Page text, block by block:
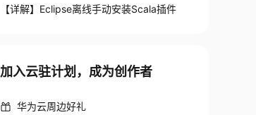
【详解】Eclipse离线手动安装Scala插件
加入云驻计划，成为创作者
华为云周边好礼